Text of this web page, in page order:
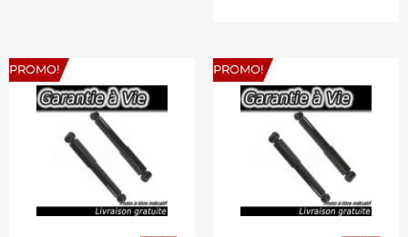
PROMO! PROMO!